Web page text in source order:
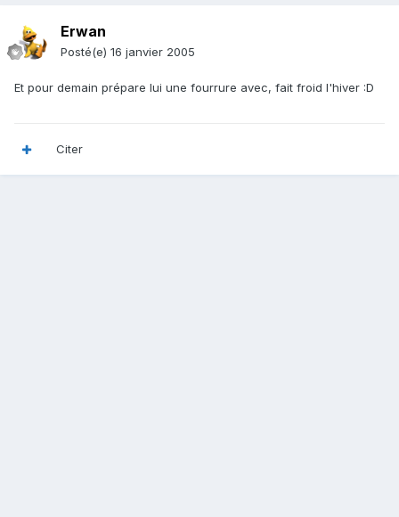
Erwan
Posté(e) 16 janvier 2005
Et pour demain prépare lui une fourrure avec, fait froid l'hiver :D
Citer